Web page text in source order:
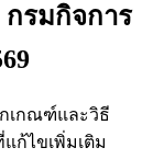
รมกิจการ
เกณฑ์และวิธี
ก้ไขเพิ่มเติม